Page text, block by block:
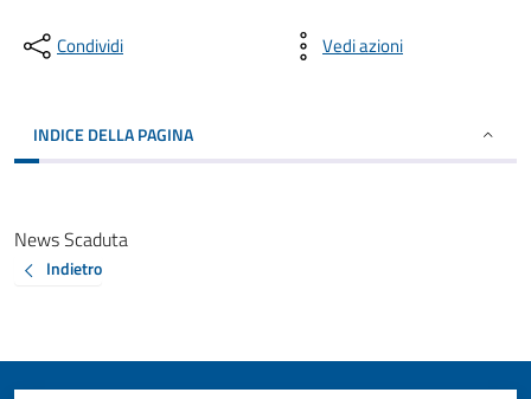
Condividi Vedi azioni
INDICE DELLA PAGINA
News Scaduta
Indietro